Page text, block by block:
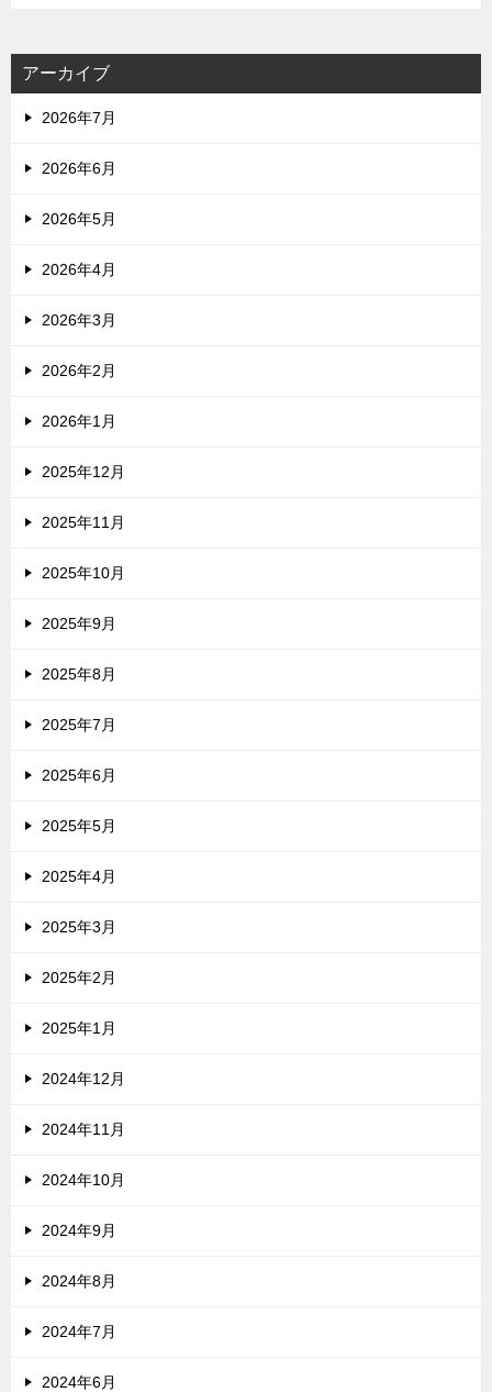
アーカイブ
2026年7月
2026年6月
2026年5月
2026年4月
2026年3月
2026年2月
2026年1月
2025年12月
2025年11月
2025年10月
2025年9月
2025年8月
2025年7月
2025年6月
2025年5月
2025年4月
2025年3月
2025年2月
2025年1月
2024年12月
2024年11月
2024年10月
2024年9月
2024年8月
2024年7月
2024年6月